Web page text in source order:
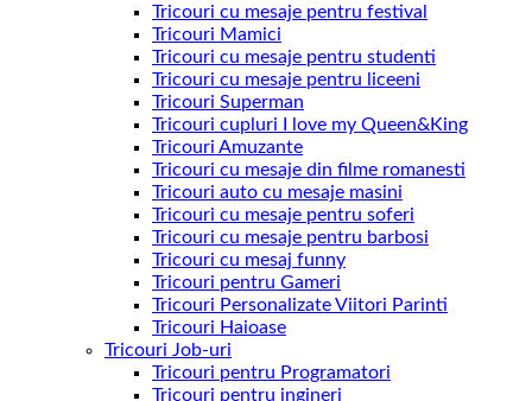
Tricouri cu mesaje pentru festival
Tricouri Mamici
Tricouri cu mesaje pentru studenti
Tricouri cu mesaje pentru liceeni
Tricouri Superman
Tricouri cupluri I love my Queen&King
Tricouri Amuzante
Tricouri cu mesaje din filme romanesti
Tricouri auto cu mesaje masini
Tricouri cu mesaje pentru soferi
Tricouri cu mesaje pentru barbosi
Tricouri cu mesaj funny
Tricouri pentru Gameri
Tricouri Personalizate Viitori Parinti
Tricouri Haioase
Tricouri Job-uri
Tricouri pentru Programatori
Tricouri pentru ingineri